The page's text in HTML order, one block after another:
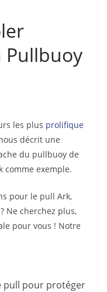
Pullbuoy
les plus prolifique
décrit une
du pullbuoy de
comme exemple.
pour le pull Ark,
Ne cherchez plus,
pour vous ! Notre
pull pour protéger